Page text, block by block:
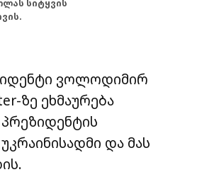
სიტყვის
ვოლოდიმირ
ზე ეხმაურება
და მას